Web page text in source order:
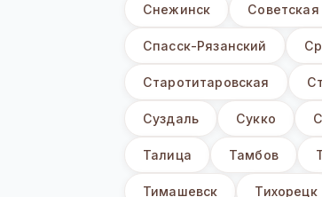
Снежинск Советская
Спасск-Рязанский
Старотитаровская
Суздаль Сукко
Талица Тамбов
Тимашевск Тихорецк